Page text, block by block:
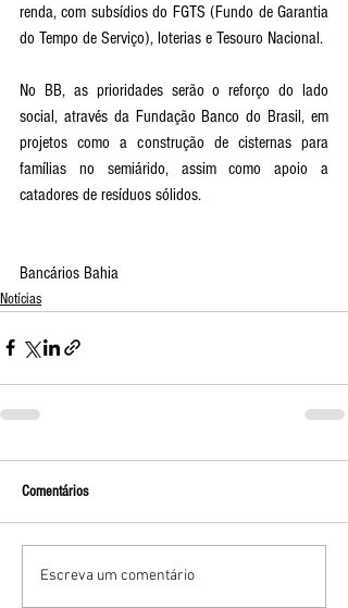
renda, com subsídios do FGTS (Fundo de Garantia
do Tempo de Serviço), loterias e Tesouro Nacional.
No BB, as prioridades serão o reforço do lado
social, através da Fundação Banco do Brasil, em
projetos como a construção de cisternas para
famílias no semiárido, assim como apoio a
catadores de resíduos sólidos.
Bancários Bahia
Notícias
Comentários
Escreva um comentário